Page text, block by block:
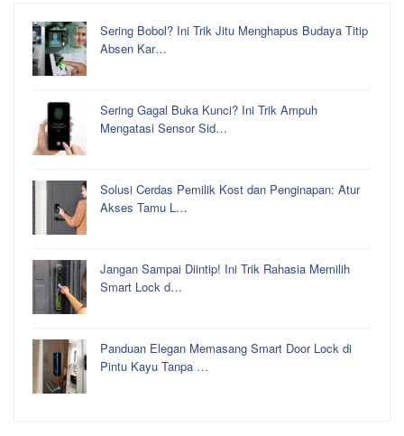
Sering Bobol? Ini Trik Jitu Menghapus Budaya Titip
Absen Kar…
Sering Gagal Buka Kunci? Ini Trik Ampuh
Mengatasi Sensor Sid…
Solusi Cerdas Pemilik Kost dan Penginapan: Atur
Akses Tamu L…
Jangan Sampai Diintip! Ini Trik Rahasia Memilih
Smart Lock d…
Panduan Elegan Memasang Smart Door Lock di
Pintu Kayu Tanpa …